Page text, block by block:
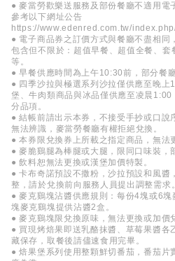
● 麥當勞歡樂送服務及部份餐廳不適用電
參考以下網址公告
https://www.edenred.com.tw/
● 電子商品券之訂價方式與餐廳不盡相同
包含但不限於：超值早餐、超值全餐、
等。
● 早餐供應時間為上午10:30前，部分餐
● 四季沙拉與極選系列沙拉僅供應至晚
堡、牛肉類商品與冰品僅供應至凌晨
分品項。
● 結帳前請出示本券，不接受手抄或口說
無法辨識，麥當勞餐廳有權拒絕兌換。
● 本券限兌換券上所載之指定商品，無法
● 麥脆鷄腿為棒腿或大腿，限同口味裝，
● 飲料恕無法更換或漢堡加價特製。
● 卡布奇諾預設不撒粉，沙拉預設和風醬
整，請於兌換前向服務人員提出調整需求。
● 麥克鷄塊沾醬供應規則：每份4塊或6
塊麥克鷄塊提供沾醬2盒。
● 麥克鷄塊限兌換原味，無法更換或加價
● 買現烤焙果即送乳酪抹醬、草莓果醬各
藏保存，取餐後請儘速食用完畢。
● 焙果堡系列使用整顆鮮切番茄，番茄片